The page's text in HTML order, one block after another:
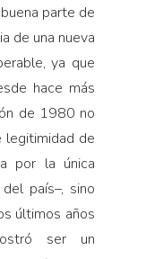
parte de
de una nueva
ya que
hace más
de 1980 no
legitimidad de
por la única
país–, sino
últimos años
ser un